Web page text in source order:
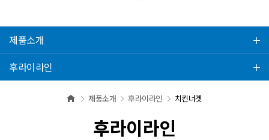
제품소개
후라이라인
제품소개 후라이라인 치킨너겟
후라이라인